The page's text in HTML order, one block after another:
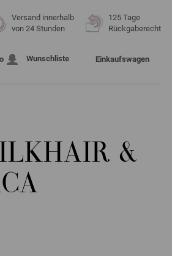
Versand innerhalb
von 24 Stunden
125 Tage
Rückgaberecht
Wunschliste Einkaufswagen
&